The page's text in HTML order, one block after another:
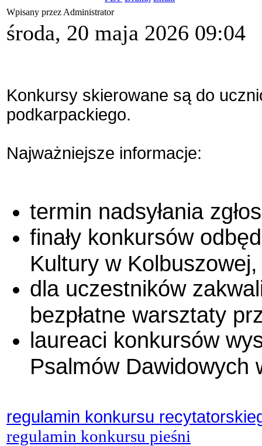
Wpisany przez Administrator
środa, 20 maja 2026 09:04
Konkursy skierowane są do
podkarpackiego.
Najważniejsze informacje:
termin nadsyłania
finały konkursów
Kultury w Kolbuszowej,
dla uczestników
bezpłatne warsztaty
laureaci konkursów
Psalmów Dawidowych
regulamin konkursu
regulamin konkursu pieśni